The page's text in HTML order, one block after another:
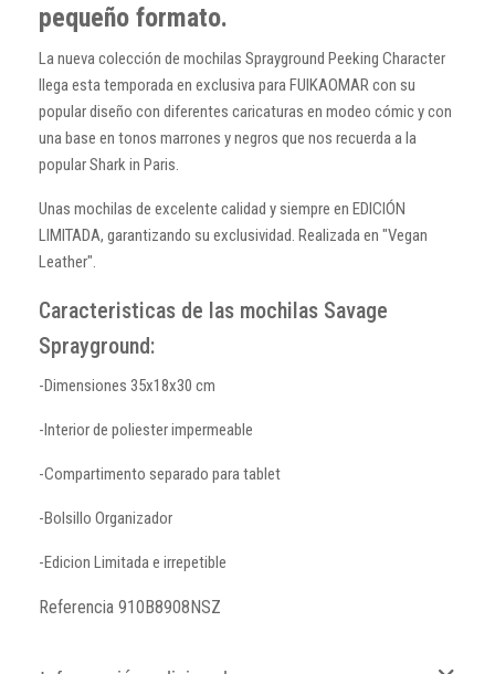
pequeño formato.
La nueva colección de mochilas Sprayground Peeking Character
llega esta temporada en exclusiva para FUIKAOMAR con su
popular diseño con diferentes caricaturas en modeo cómic y con
una base en tonos marrones y negros que nos recuerda a la
popular Shark in Paris.
Unas mochilas de excelente calidad y siempre en EDICIÓN
LIMITADA, garantizando su exclusividad. Realizada en "Vegan
Leather".
Caracteristicas de las mochilas Savage
Sprayground:
-Dimensiones 35x18x30 cm
-Interior de poliester impermeable
-Compartimento separado para tablet
-Bolsillo Organizador
-Edicion Limitada e irrepetible
Referencia 910B8908NSZ